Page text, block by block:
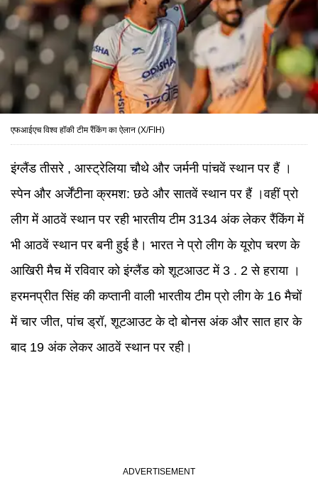
एफआईएच विश्व हॉकी टीम रैंकिंग का ऐलान (X/FIH)
इंग्लैंड तीसरे , आस्ट्रेलिया चौथे और जर्मनी पांचवें स्थान पर हैं ।
स्पेन और अर्जेंटीना क्रमश: छठे और सातवें स्थान पर हैं ।वहीं प्रो
लीग में आठवें स्थान पर रही भारतीय टीम 3134 अंक लेकर रैंकिंग में
भी आठवें स्थान पर बनी हुई है। भारत ने प्रो लीग के यूरोप चरण के
आखिरी मैच में रविवार को इंग्लैंड को शूटआउट में 3 . 2 से हराया ।
हरमनप्रीत सिंह की कप्तानी वाली भारतीय टीम प्रो लीग के 16 मैचों
में चार जीत, पांच ड्रॉ, शूटआउट के दो बोनस अंक और सात हार के
बाद 19 अंक लेकर आठवें स्थान पर रही।